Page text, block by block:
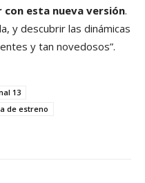
esta nueva versión.
y descubrir las dinámicas
y tan novedosos”.
13
de estreno